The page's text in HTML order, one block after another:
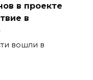
в проекте
в
вошли в